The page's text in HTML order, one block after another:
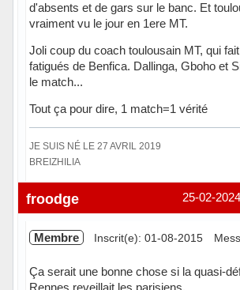
d'absents et de gars sur le banc. Et
vraiment vu le jour en 1ere MT.
Joli coup du coach toulousain MT, qui
fatigués de Benfica. Dallinga, Gboho et
le match...
Tout ça pour dire, 1 match=1 vérité
JE SUIS NÉ LE 27 AVRIL 2019
BREIZHILIA
Hors ligne 25-02-
froodge
Membre Inscrit(e): 01-08-2015
Ça serait une bonne chose si la quasi-